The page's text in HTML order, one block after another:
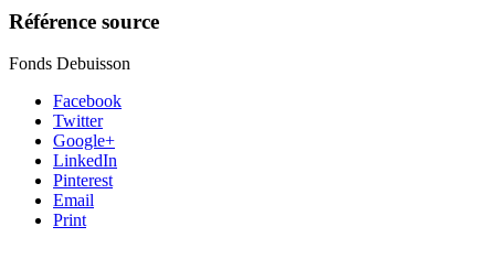
Référence source
Fonds Debuisson
Facebook
Twitter
Google+
LinkedIn
Pinterest
Email
Print